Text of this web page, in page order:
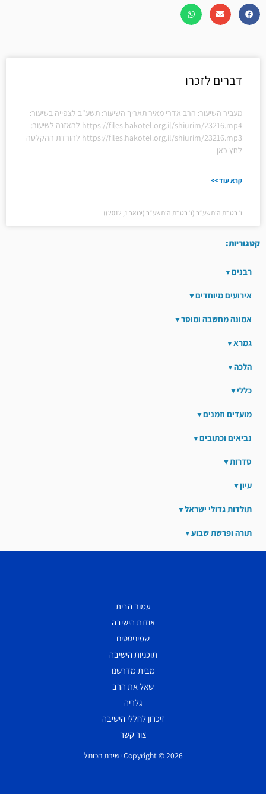
דברים לזכרו
מעביר השיעור: הרב אדרי מאיר תאריך השיעור: תשע"ב לצפייה בשיעור:
https://files.hakotel.org.il/shiurim/23216.mp4 להאזנה לשיעור:
https://files.hakotel.org.il/shiurim/23216.mp3 להורדת ההקלטה
לחץ כאן
קרא עוד >>
ו׳ בטבת ה׳תשע״ב (ו׳ בטבת ה׳תשע״ב (ינואר 1, 2012))
קטגוריות:
רבנים
אירועים מיוחדים
אמונה מחשבה ומוסר
גמרא
הלכה
כללי
מועדים וזמנים
נביאים וכתובים
סדרות
עיון
תולדות גדולי ישראל
תורה ופרשת שבוע
עמוד הבית
אודות הישיבה
שמיניסטים
תוכניות הישיבה
מבית מדרשנו
שאל את הרב
גלריה
זיכרון לחללי הישיבה
צור קשר
Copyright © 2026 ישיבת הכותל